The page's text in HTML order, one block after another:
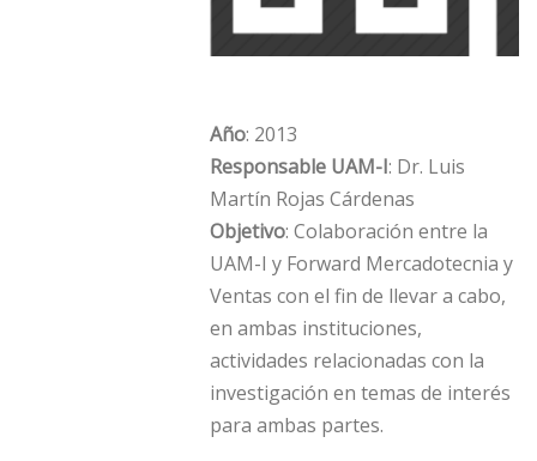
Año: 2013
Responsable UAM-I: Dr. Luis
Martín Rojas Cárdenas
Objetivo: Colaboración entre la
UAM-I y Forward Mercadotecnia y
Ventas con el fin de llevar a cabo,
en ambas instituciones,
actividades relacionadas con la
investigación en temas de interés
para ambas partes.